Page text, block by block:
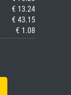
€ 13.24
€ 43.15
€ 1.08